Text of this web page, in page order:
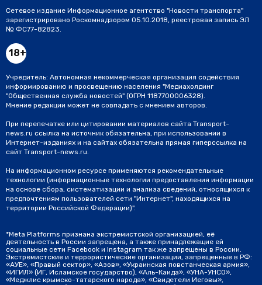
Сетевое издание Информационное агентство "Новости транспорта"
зарегистрировано Роскомнадзором 05.10.2018, реестровая запись ЭЛ
№ ФС77-82823.
18+
Учредитель: Автономная некоммерческая организация содействия
информированию и просвещению населения "Медиахолдинг
"Общественная служба новостей" (ОГРН 1187700006328).
Мнение редакции может не совпадать с мнением авторов.
При перепечатке или цитировании материалов сайта Transport-
news.ru ссылка на источник обязательна, при использовании в
Интернет-изданиях и на сайтах обязательна прямая гиперссылка на
сайт Transport-news.ru.
На информационном ресурсе применяются рекомендательные
технологии (информационные технологии предоставления информации
на основе сбора, систематизации и анализа сведений, относящихся к
предпочтениям пользователей сети "Интернет", находящихся на
территории Российской Федерации)".
*Meta Platforms признана экстремистской организацией, её
деятельность в России запрещена, а также принадлежащие ей
социальные сети Facebook и Instagram так же запрещены в России.
Экстремистские и террористические организации, запрещенные в РФ:
«АУЕ», «Правый сектор», «Азов», «Украинская повстанческая армия»,
«ИГИЛ» (ИГ, Исламское государство), «Аль-Каида», «УНА-УНСО»,
«Меджлис крымско-татарского народа», «Свидетели Иеговы»,